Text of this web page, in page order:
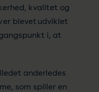
kvalitet og
er blevet udviklet
i, at
anderledes
som spiller en